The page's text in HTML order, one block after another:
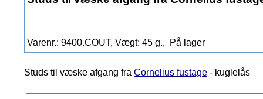
Varenr.: 9400.COUT, Vægt: 45 g., På lager
Studs til væske afgang fra Cornelius fustage - kuglelås